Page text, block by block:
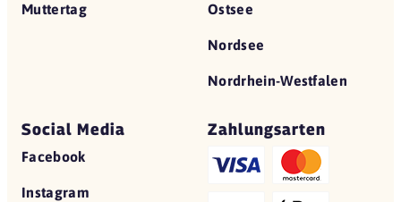
Muttertag Ostsee
Nordsee
Nordrhein-Westfalen
Social Media
Facebook
Instagram
Zahlungsarten